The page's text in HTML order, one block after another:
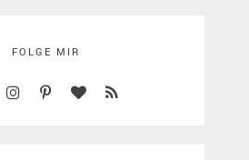
FOLGE MIR